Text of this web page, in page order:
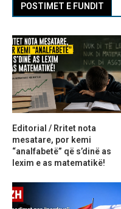
POSTIMET E FUNDIT
Editorial / Rritet nota
mesatare, por kemi
“analfabetë” që s’dinë as
lexim e as matematikë!